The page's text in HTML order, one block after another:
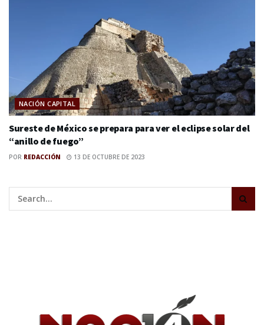
NACIÓN CAPITAL
Sureste de México se prepara para ver el eclipse solar del
“anillo de fuego”
POR REDACCIÓN 13 DE OCTUBRE DE 2023